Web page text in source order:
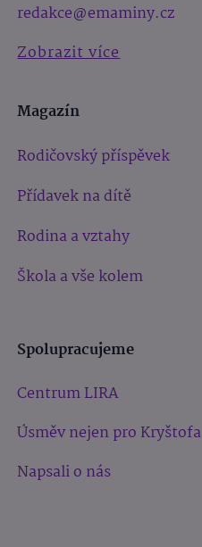
redakce@emaminy.cz
Zobrazit více
Magazín
Rodičovský příspěvek
Přídavek na dítě
Rodina a vztahy
Škola a vše kolem
Spolupracujeme
Centrum LIRA
Úsměv nejen pro Kryštofa
Napsali o nás